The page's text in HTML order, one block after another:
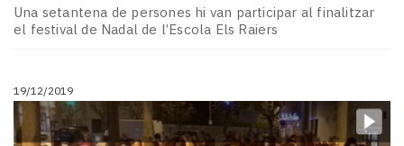
Una setantena de persones hi van participar al finalitzar
el festival de Nadal de l’Escola Els Raiers
19/12/2019